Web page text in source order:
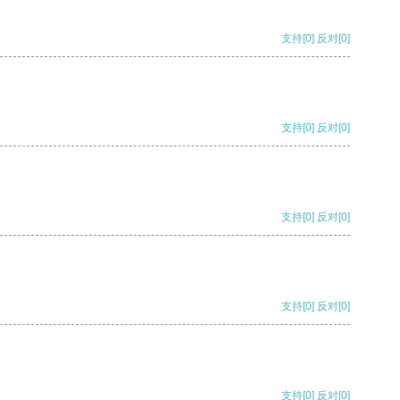
支持[0] 反对[0]
支持[0] 反对[0]
支持[0] 反对[0]
支持[0] 反对[0]
支持[0] 反对[0]